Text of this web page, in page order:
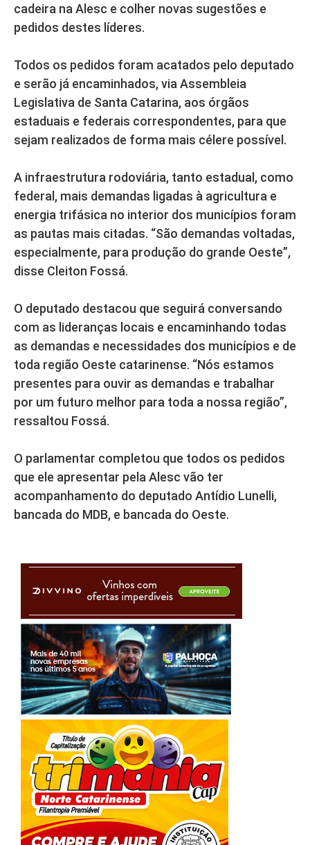
cadeira na Alesc e colher novas sugestões e
pedidos destes líderes.
Todos os pedidos foram acatados pelo deputado
e serão já encaminhados, via Assembleia
Legislativa de Santa Catarina, aos órgãos
estaduais e federais correspondentes, para que
sejam realizados de forma mais célere possível.
A infraestrutura rodoviária, tanto estadual, como
federal, mais demandas ligadas à agricultura e
energia trifásica no interior dos municípios foram
as pautas mais citadas. “São demandas voltadas,
especialmente, para produção do grande Oeste”,
disse Cleiton Fossá.
O deputado destacou que seguirá conversando
com as lideranças locais e encaminhando todas
as demandas e necessidades dos municípios e de
toda região Oeste catarinense. “Nós estamos
presentes para ouvir as demandas e trabalhar
por um futuro melhor para toda a nossa região”,
ressaltou Fossá.
O parlamentar completou que todos os pedidos
que ele apresentar pela Alesc vão ter
acompanhamento do deputado Antídio Lunelli,
bancada do MDB, e bancada do Oeste.